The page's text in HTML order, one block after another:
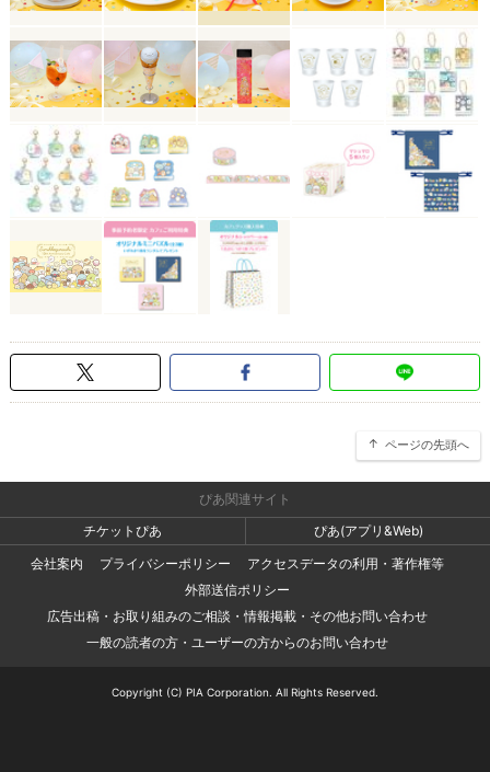
ページの先頭へ
ぴあ関連サイト
チケットぴあ
ぴあ(アプリ&Web)
会社案内
プライバシーポリシー
アクセスデータの利用・著作権等
外部送信ポリシー
広告出稿・お取り組みのご相談・情報掲載・その他お問い合わせ
一般の読者の方・ユーザーの方からのお問い合わせ
Copyright (C) PIA Corporation. All Rights Reserved.